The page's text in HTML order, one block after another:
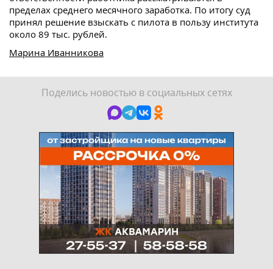
пределах среднего месячного заработка. По итогу суд
принял решение взыскать с пилота в пользу института
около 89 тыс. рублей.
Марина Иванникова
Поделись новостью в социальных сетях